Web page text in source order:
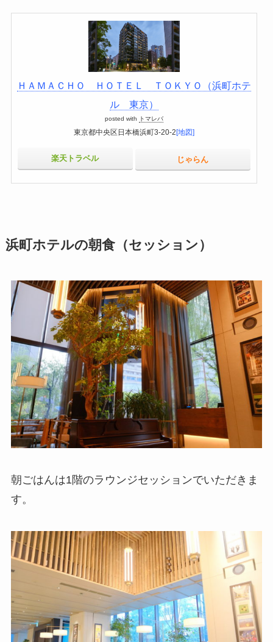
ＨＡＭＡＣＨＯ ＨＯＴＥＬ ＴＯＫＹＯ（浜町ホテ
ル 東京）
posted with トマレバ
東京都中央区日本橋浜町3-20-2 [地図]
楽天トラベル じゃらん
浜町ホテルの朝食（セッション）
朝ごはんは1階のラウンジセッションでいただきま
す。